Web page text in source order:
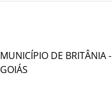
MUNICÍPIO DE BRITÂNIA -
GOIÁS